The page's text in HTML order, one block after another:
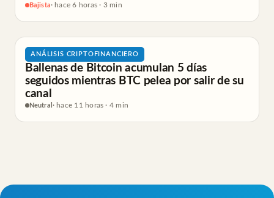
Bajista· hace 6 horas · 3 min
ANÁLISIS CRIPTOFINANCIERO
Ballenas de Bitcoin acumulan 5 días
seguidos mientras BTC pelea por salir de su
canal
Neutral · hace 11 horas · 4 min